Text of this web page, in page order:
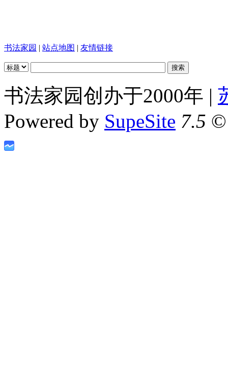
书法家园 | 站点地图 | 友情链接
书法家园创办于2000年 |
Powered by SupeSite 7.5 ©